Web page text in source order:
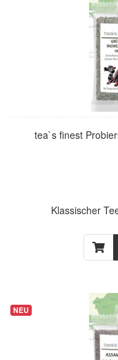
tea`s finest
Klassischer
NEU
NEU